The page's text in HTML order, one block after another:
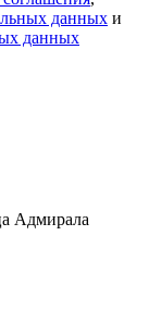
данных и
данных
Адмирала